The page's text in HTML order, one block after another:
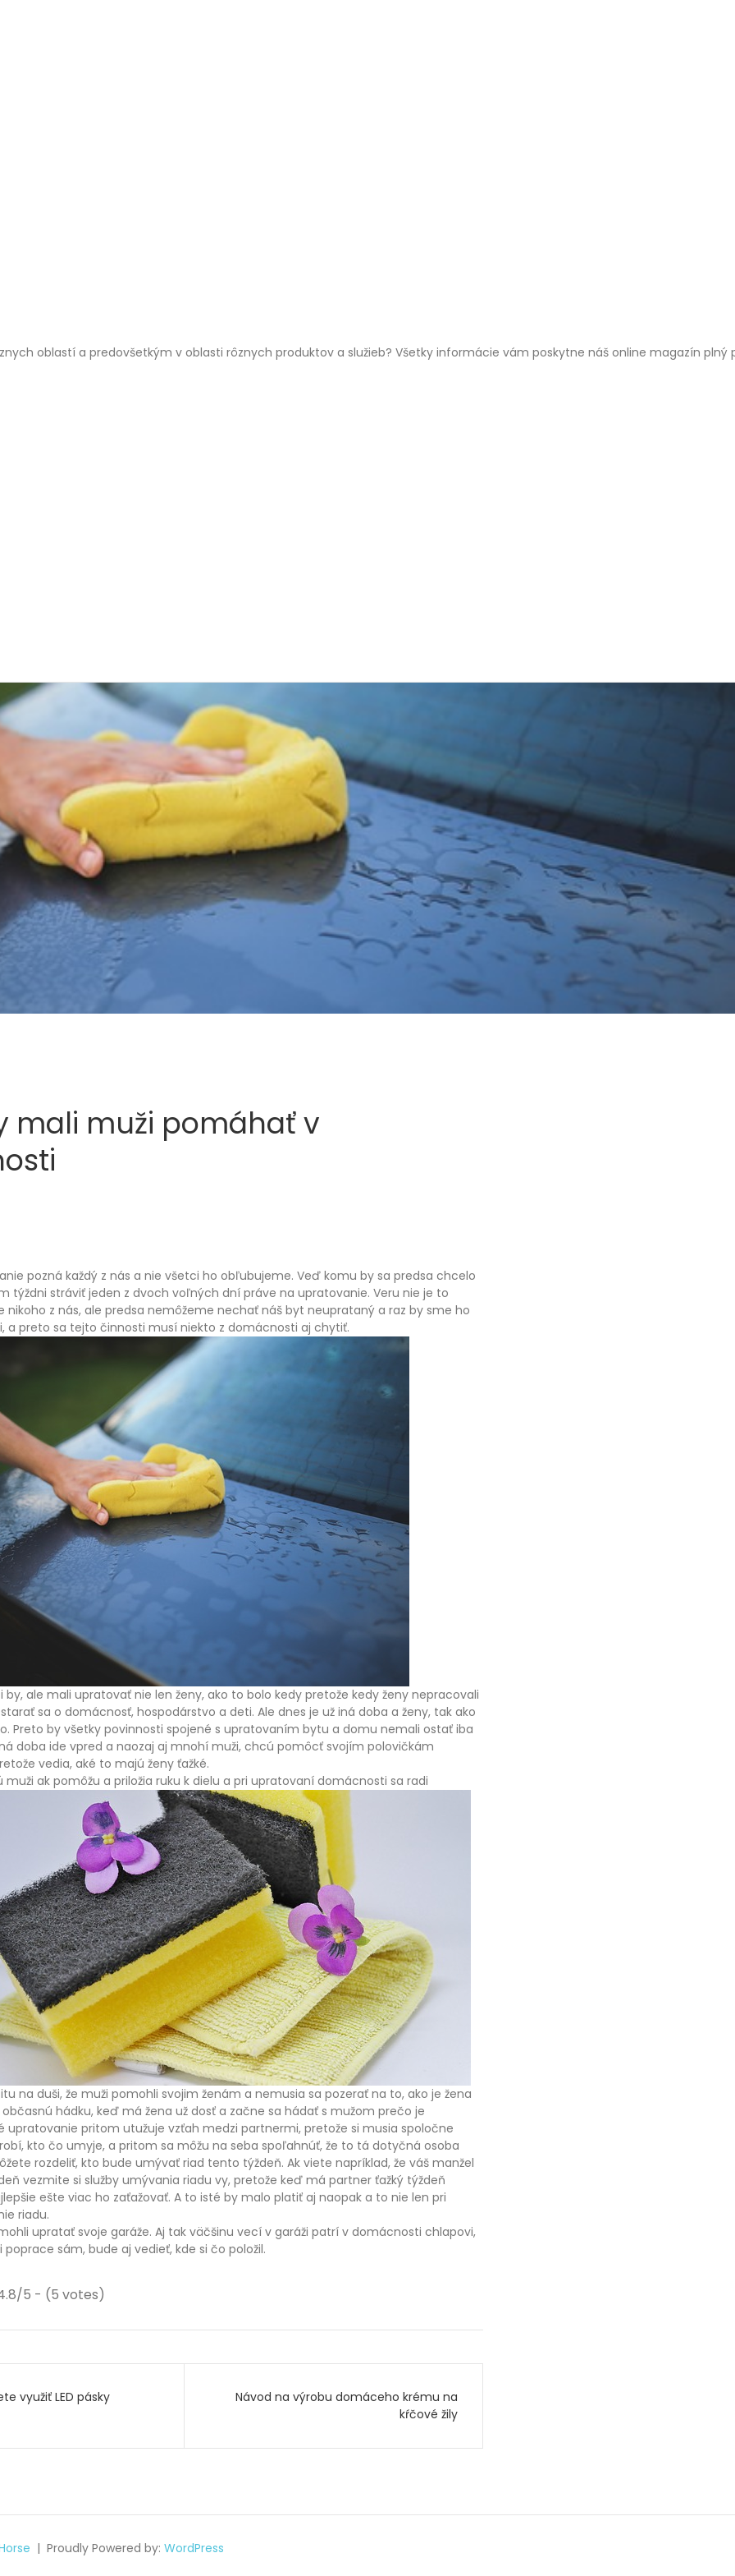
oblastí a predovšetkým v oblasti rôznych produktov a služieb? Všetky informácie vám poskytne náš online magazín
mali muži pomáhať v
pozná každý z nás a nie všetci ho obľubujeme. Veď komu by sa predsa chcelo
týždni stráviť jeden z dvoch voľných dní práve na upratovanie. Veru nie je to
nikoho z nás, ale predsa nemôžeme nechať náš byt neuprataný a raz by sme ho
a preto sa tejto činnosti musí niekto z domácnosti aj chytiť.
by, ale mali upratovať nie len ženy, ako to bolo kedy pretože kedy ženy nepracovali
sa o domácnosť, hospodárstvo a deti. Ale dnes je už iná doba a ženy, tak ako
Preto by všetky povinnosti spojené s upratovaním bytu a domu nemali ostať iba
doba ide vpred a naozaj aj mnohí muži, chcú pomôcť svojím polovičkám
vedia, aké to majú ženy ťažké.
ak pomôžu a priložia ruku k dielu a pri upratovaní domácnosti sa radi
na duši, že muži pomohli svojim ženám a nemusia sa pozerať na to, ako je žena
hádku, keď má žena už dosť a začne sa hádať s mužom prečo je
upratovanie pritom utužuje vzťah medzi partnermi, pretože si musia spoločne
kto čo umyje, a pritom sa môžu na seba spoľahnúť, že to tá dotyčná osoba
rozdeliť, kto bude umývať riad tento týždeň. Ak viete napríklad, že váš manžel
vezmite si služby umývania riadu vy, pretože keď má partner ťažký týždeň
ešte viac ho zaťažovať. A to isté by malo platiť aj naopak a to nie len pri
riadu.
upratať svoje garáže. Aj tak väčšinu vecí v garáži patrí v domácnosti chlapovi,
poprace sám, bude aj vedieť, kde si čo položil.
5 - (5 votes)
využiť LED pásky
Návod na výrobu domáceho krému na
kŕčové žily
Proudly Powered by: WordPress